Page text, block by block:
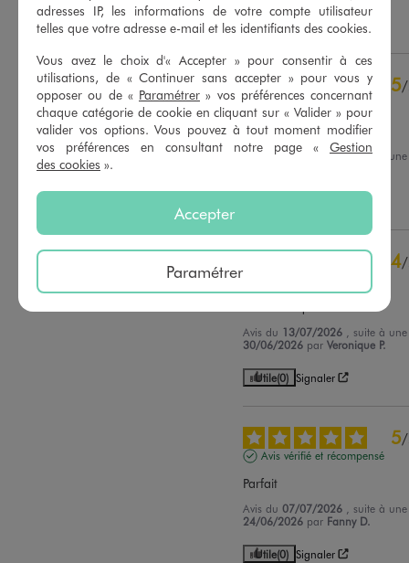
contrôle
Voir tous les avis sur ce site
5étoiles
318
4étoiles
75
3étoiles
20
2étoiles
3
1étoile 2
Utile(0) Signaler
5/
Avis vérifié et récompensé
Très bien
Avis du20/07/2026 , suite à
4/
Avis du 13/07/2026
, suite à
30/06/2026 parVeronique P.
Utile(0) Signaler
5/
Avis vérifié et récompensé
Parfait
Avis du07/07/2026
, suite à
24/06/2026 par Fanny D.
Utile(0) Signaler
adresses IP, les informations de votre compte utilisateur
telles que votre adresse e-mail et les identifiants des cookies.
Vous avez le choix d'« Accepter » pour consentir à ces
utilisations, de « Continuer sans accepter » pour vous y
opposer ou de « Paramétrer » vos préférences concernant
chaque catégorie de cookie en cliquant sur « Valider » pour
valider vos options. Vous pouvez à tout moment modifier
vos préférences en consultant notre page « Gestion
des cookies ».
Accepter
Paramétrer